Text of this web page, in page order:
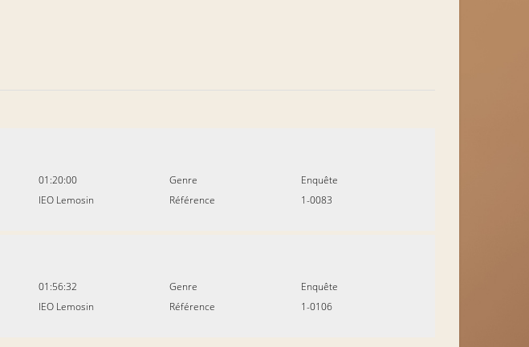
01:20:00
IEO Lemosin
Genre
Enquête
Référence
1-0083
01:56:32
IEO Lemosin
Genre
Enquête
Référence
1-0106